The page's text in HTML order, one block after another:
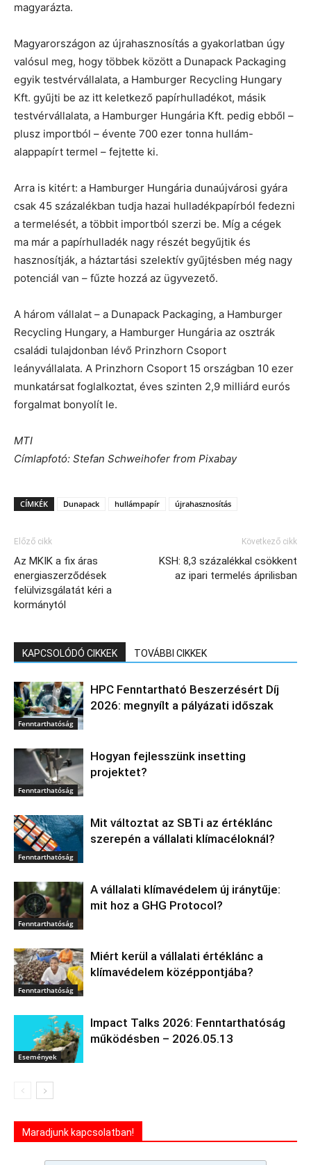
magyarázta.
Magyarországon az újrahasznosítás a gyakorlatban úgy
valósul meg, hogy többek között a Dunapack Packaging
egyik testvérvállalata, a Hamburger Recycling Hungary
Kft. gyűjti be az itt keletkező papírhulladékot, másik
testvérvállalata, a Hamburger Hungária Kft. pedig ebből –
plusz importból – évente 700 ezer tonna hullám-
alappapírt termel – fejtette ki.
Arra is kitért: a Hamburger Hungária dunaújvárosi gyára
csak 45 százalékban tudja hazai hulladékpapírból fedezni
a termelését, a többit importból szerzi be. Míg a cégek
ma már a papírhulladék nagy részét begyűjtik és
hasznosítják, a háztartási szelektív gyűjtésben még nagy
potenciál van – fűzte hozzá az ügyvezető.
A három vállalat – a Dunapack Packaging, a Hamburger
Recycling Hungary, a Hamburger Hungária az osztrák
családi tulajdonban lévő Prinzhorn Csoport
leányvállalata. A Prinzhorn Csoport 15 országban 10 ezer
munkatársat foglalkoztat, éves szinten 2,9 milliárd eurós
forgalmat bonyolít le.
MTI
Címlapfotó: Stefan Schweihofer from Pixabay
CÍMKÉK Dunapack hullámpapír újrahasznosítás
Előző cikk
Az MKIK a fix áras
energiaszerződések
felülvizsgálatát kéri a
kormánytól
Következő cikk
KSH: 8,3 százalékkal csökkent
az ipari termelés áprilisban
KAPCSOLÓDÓ CIKKEK TOVÁBBI CIKKEK
Fenntarthatóság
HPC Fenntartható Beszerzésért Díj
2026: megnyílt a pályázati időszak
Fenntarthatóság
Hogyan fejlesszünk insetting
projektet?
Fenntarthatóság
Mit változtat az SBTi az értéklánc
szerepén a vállalati klímacéloknál?
Fenntarthatóság
A vállalati klímavédelem új iránytűje:
mit hoz a GHG Protocol?
Fenntarthatóság
Miért kerül a vállalati értéklánc a
klímavédelem középpontjába?
Események
Impact Talks 2026: Fenntarthatóság
működésben – 2026.05.13
Maradjunk kapcsolatban!